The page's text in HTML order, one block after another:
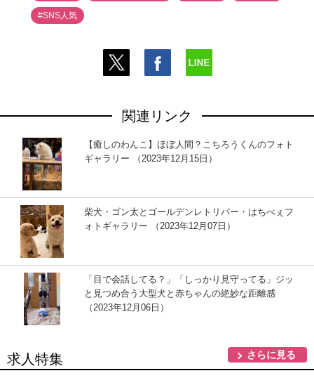
#SNS人気
関連リンク
【癒しのわんこ】ほぼ人間？こちろうくんのフォト
ギャラリー （2023年12月15日）
柴犬・ゴン太とゴールデンレトリバー・はちべぇフ
ォトギャラリー （2023年12月07日）
「目で会話してる？」「しっかり見守ってる」ジッ
と見つめ合う大型犬と赤ちゃんの絶妙な距離感
（2023年12月06日）
求人特集 さらに見る